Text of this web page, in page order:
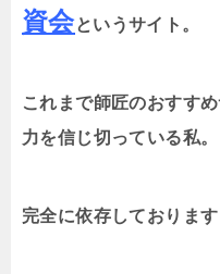
資会というサイト。
これまで師匠のおすす
力を信じ切っている私。
完全に依存しております